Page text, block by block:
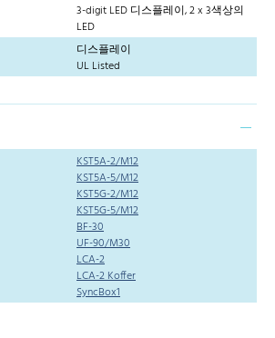
3-digit LED 디스플레이, 2 x 3색상의
LED
디스플레이
UL Listed
KST5A-2/M12
KST5A-5/M12
KST5G-2/M12
KST5G-5/M12
BF-30
UF-90/M30
LCA-2
LCA-2 Koffer
SyncBox1